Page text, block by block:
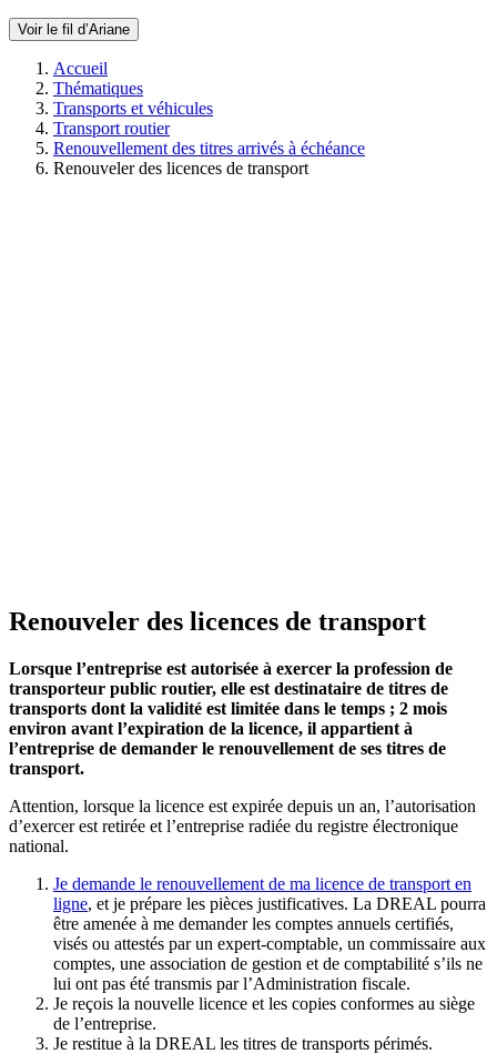
Voir le fil d’Ariane
Accueil
Thématiques
Transports et véhicules
Transport routier
Renouvellement des titres arrivés à échéance
Renouveler des licences de transport
Renouveler des licences de transport
Lorsque l’entreprise est autorisée à exercer la profession de
transporteur public routier, elle est destinataire de titres de
transports dont la validité est limitée dans le temps ; 2 mois
environ avant l’expiration de la licence, il appartient à
l’entreprise de demander le renouvellement de ses titres de
transport.
Attention, lorsque la licence est expirée depuis un an, l’autorisation
d’exercer est retirée et l’entreprise radiée du registre électronique
national.
Je demande le renouvellement de ma licence de transport en
ligne, et je prépare les pièces justificatives. La DREAL pourra
être amenée à me demander les comptes annuels certifiés,
visés ou attestés par un expert-comptable, un commissaire aux
comptes, une association de gestion et de comptabilité s’ils ne
lui ont pas été transmis par l’Administration fiscale.
Je reçois la nouvelle licence et les copies conformes au siège
de l’entreprise.
Je restitue à la DREAL les titres de transports périmés.